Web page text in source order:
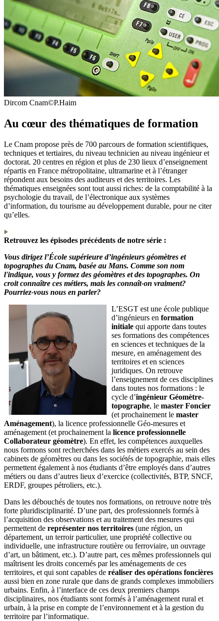
Dircom Cnam©P.Haim
Au cœur des thématiques de formation
Le Cnam propose près de 700 parcours de formation scientifiques,
techniques et tertiaires, du niveau technicien au niveau ingénieur et
doctorat. 20 centres en région et plus de 230 lieux d’enseignement
répartis en France métropolitaine, ultramarine et à l’étranger
répondent aux besoins des auditeurs et des territoires. Les
thématiques enseignées sont tout aussi riches: de la comptabilité à la
psychologie du travail, de l’électronique aux systèmes
d’information, du tourisme au développement durable, pour ne citer
qu’elles.
Retrouvez les épisodes précédents de notre série :
Vous dirigez l’École supérieure d’ingénieurs géomètres et
topographes du Cnam, basée au Mans. Comme son nom
l'indique, vous y formez des géomètres et des topographes. On
croit connaître ces métiers, mais les connaît-on vraiment?
Pourriez-vous nous en parler?
L’ESGT est une école publique
d’ingénieurs en formation
initiale qui apporte dans toutes
ses formations des compétences
en sciences et techniques de la
mesure, en aménagement des
territoires et en sciences
juridiques. On retrouve
l’enseignement de ces disciplines
dans toutes nos formations : le
cycle d’ingénieur Géomètre-
topographe, le master Foncier
(et prochainement le master
Aménagement), la licence professionnelle Géo-mesures et
aménagement (et prochainement la licence professionnelle
Collaborateur géomètre). En effet, les compétences auxquelles
nous formons sont recherchées dans les métiers exercés au sein des
cabinets de géomètres ou dans les sociétés de topographie, mais elles
permettent également à nos étudiants d’être employés dans d’autres
métiers ou dans d’autres lieux d’exercice (collectivités, BTP, SNCF,
ERDF, groupes pétroliers, etc.).
Dans les débouchés de toutes nos formations, on retrouve notre très
forte pluridisciplinarité. D’une part, des professionnels formés à
l’acquisition des observations et au traitement des mesures qui
permettent de représenter nos territoires (une région, un
département, un terroir particulier, une propriété collective ou
individuelle, une infrastructure routière ou ferroviaire, un ouvrage
d’art, un bâtiment, etc.). D’autre part, ces mêmes professionnels qui
maîtrisent les droits concernés par les aménagements de ces
territoires, et qui sont capables de réaliser des opérations foncières
aussi bien en zone rurale que dans de grands complexes immobiliers
urbains. Enfin, à l’interface de ces deux premiers champs
disciplinaires, nos étudiants sont formés à l’aménagement rural et
urbain, à la prise en compte de l’environnement et à la gestion du
territoire par l’informatique.